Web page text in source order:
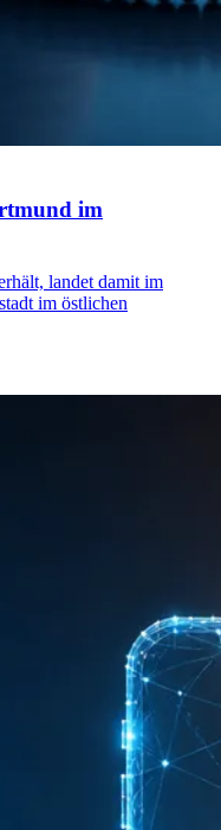
im
landet damit im
im östlichen